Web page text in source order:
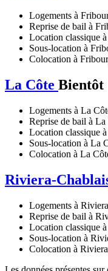
Logements à
Reprise de bail à
Location classique
Sous-location à
Colocation à
La Côte Bientôt
Logements à La
Reprise de bail à La
Location classique
Sous-location à La
Colocation à La
Riviera-
Logements à
Reprise de bail à
Location classique
Sous-location à
Colocation à